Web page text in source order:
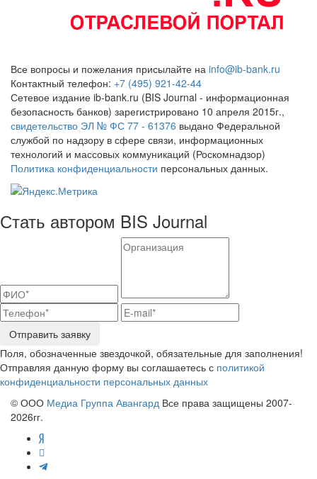
Все вопросы и пожелания присылайте на info@ib-bank.ru
Контактный телефон: +7 (495) 921-42-44
Сетевое издание ib-bank.ru (BIS Journal - информационная
безопасность банков) зарегистрировано 10 апреля 2015г.,
свидетельство ЭЛ № ФС 77 - 61376 выдано Федеральной
службой по надзору в сфере связи, информационных
технологий и массовых коммуникаций (Роскомнадзор)
Политика конфиденциальности персональных данных.
Стать автором BIS Journal
Отправить заявку
Поля, обозначенные звездочкой, обязательные для заполнения!
Отправляя данную форму вы соглашаетесь с политикой
конфиденциальности персональных данных
© ООО Медиа Группа Авангард Все права защищены 2007-
2026гг.